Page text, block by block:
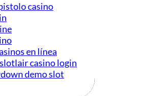
casino
en línea
slotlair casino login
demo slot